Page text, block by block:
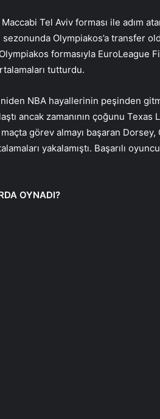
Maccabi Tel Aviv forması ile adım
sezonunda Olympiakos’a transfer
formasıyla EuroLeague
tutturdu.
NBA hayallerinin peşinden
ancak zamanının çoğunu Texas
görev almayı başaran Dorsey,
yakalamıştı. Başarılı
OYNADI?